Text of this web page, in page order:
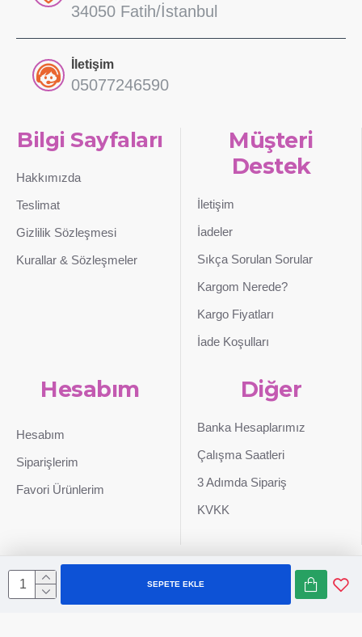
SEPETE EKLE
34050 Fatih/İstanbul
İletişim
05077246590
Bilgi Sayfaları
Hakkımızda
Teslimat
Gizlilik Sözleşmesi
Kurallar & Sözleşmeler
Müşteri
Destek
İletişim
İadeler
Sıkça Sorulan Sorular
Kargom Nerede?
Kargo Fiyatları
İade Koşulları
Hesabım
Hesabım
Siparişlerim
Favori Ürünlerim
Diğer
Banka Hesaplarımız
Çalışma Saatleri
3 Adımda Sipariş
KVKK
Sepetim 0507 724 65 90 Whatsapp